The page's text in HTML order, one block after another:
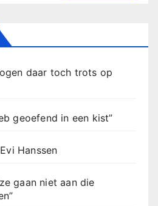
daar toch trots op
geoefend in een kist”
Hanssen
gaan niet aan die